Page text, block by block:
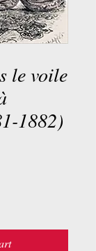
le voile
1882)